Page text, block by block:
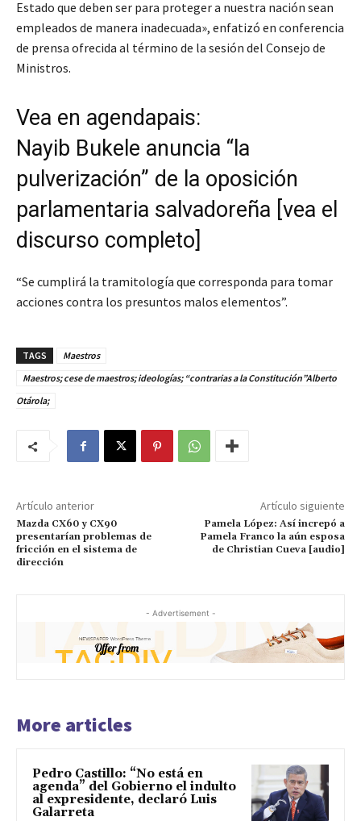
Estado que deben ser para proteger a nuestra nación sean
empleados de manera inadecuada», enfatizó en conferencia
de prensa ofrecida al término de la sesión del Consejo de
Ministros.
Vea en agendapais:
Nayib Bukele anuncia “la
pulverización” de la oposición
parlamentaria salvadoreña [vea el
discurso completo]
“Se cumplirá la tramitología que corresponda para tomar
acciones contra los presuntos malos elementos”.
TAGS
Maestros
Maestros; cese de maestros; ideologías; “contrarias a la Constitución”Alberto
Otárola;
Artículo anterior
Mazda CX60 y CX90
presentarían problemas de
fricción en el sistema de
dirección
Artículo siguiente
Pamela López: Así increpó a
Pamela Franco la aún esposa
de Christian Cueva [audio]
- Advertisement -
More articles
Pedro Castillo: “No está en
agenda” del Gobierno el indulto
al expresidente, declaró Luis
Galarreta